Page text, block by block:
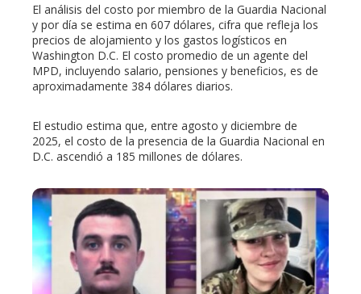
El análisis del costo por miembro de la Guardia Nacional
y por día se estima en 607 dólares, cifra que refleja los
precios de alojamiento y los gastos logísticos en
Washington D.C. El costo promedio de un agente del
MPD, incluyendo salario, pensiones y beneficios, es de
aproximadamente 384 dólares diarios.
El estudio estima que, entre agosto y diciembre de
2025, el costo de la presencia de la Guardia Nacional en
D.C. ascendió a 185 millones de dólares.